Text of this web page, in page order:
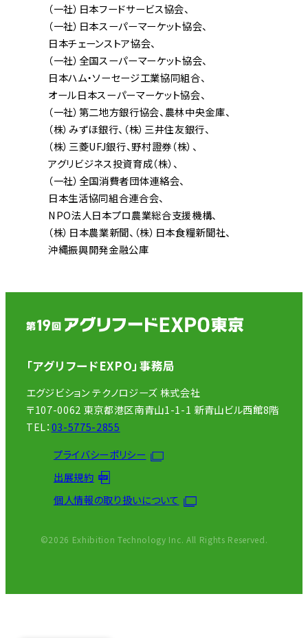
（一社）日本フードサービス協会
（一社）日本スーパーマーケット協会
日本チェーンストア協会
（一社）全国スーパーマーケット協会
日本ハム・ソーセージ工業協同組合
オール日本スーパーマーケット協会
（一社）第二地方銀行協会 農林中央金庫
（株）みずほ銀行 （株）三井住友銀行
（株）三菱UFJ銀行 野村證券（株）
アグリビジネス投資育成（株）
（一社）全国消費者団体連絡会
日本生活協同組合連合会
NPO法人日本プロ農業総合支援機構
（株）日本農業新聞 （株）日本食糧新聞社
沖縄振興開発金融公庫
「アグリフードEXPO」事務局
エグジビション テクノロジーズ 株式会社
〒107-0062 東京都港区南青山1-1-1 新青山ビル西館8階
TEL：03-5775-2855
プライバシーポリシー
出展規約
個人情報の取り扱いについて
©2026 Exhibition Technology Inc. All Rights Reserved.